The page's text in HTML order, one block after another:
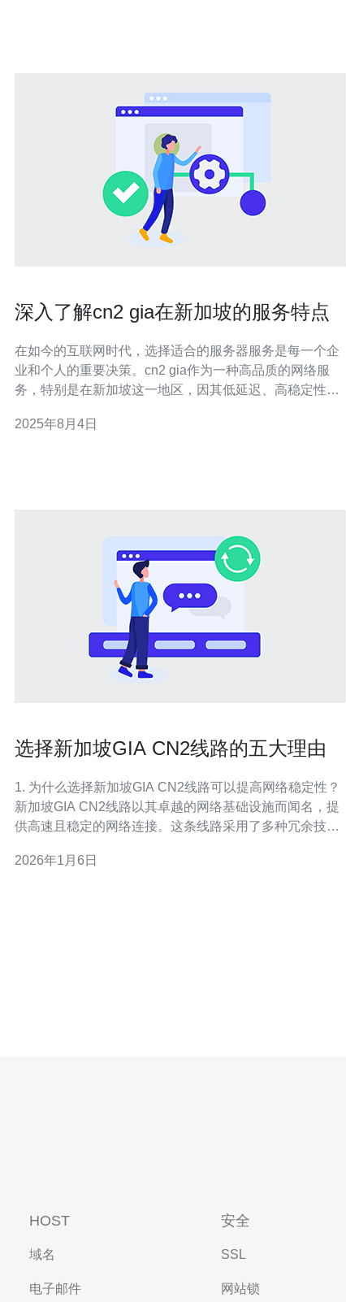
深入了解cn2 gia在新加坡的服务特点
在如今的互联网时代，选择适合的服务器服务是每一个企
业和个人的重要决策。cn2 gia作为一种高品质的网络服
务，特别是在新加坡这一地区，因其低延迟、高稳定性及
在新加坡的服务特点，包括其最佳、最便宜的选项，帮助
2025年8月4日
选择新加坡GIA CN2线路的五大理由
1. 为什么选择新加坡GIA CN2线路可以提高网络稳定性？
新加坡GIA CN2线路以其卓越的网络基础设施而闻名，提
供高速且稳定的网络连接。这条线路采用了多种冗余技
择GIA CN2线路，企业可以有效降低因网络中断带来的损
2026年1月6日
HOST
域名
电子邮件
安全
SSL
网站锁